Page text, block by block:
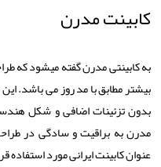
کابینت مدرن
به کابینتی مدرن گفته میشود که
بیشتر مطابق با مد روز می باشد.
بدون تزئینات اضافی و شکل
مدرن به براقیت و سادگی در
عنوان کابینت ایرانی مورد استفاده